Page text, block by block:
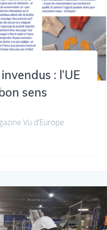
: l’UE
sens
Vu d’Europe